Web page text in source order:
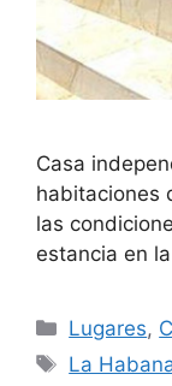
Casa
habitaciones
las
estancia en
Categories
Lugares,
Tags
La